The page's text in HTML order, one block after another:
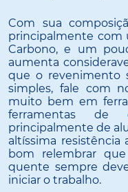
Com sua
principalmente com
Carbono, e um
aumenta
que o revenimento
simples, fale com
muito bem em
ferramentas de
principalmente de
altíssima resistência
bom relembrar
quente sempre
iniciar o trabalho.